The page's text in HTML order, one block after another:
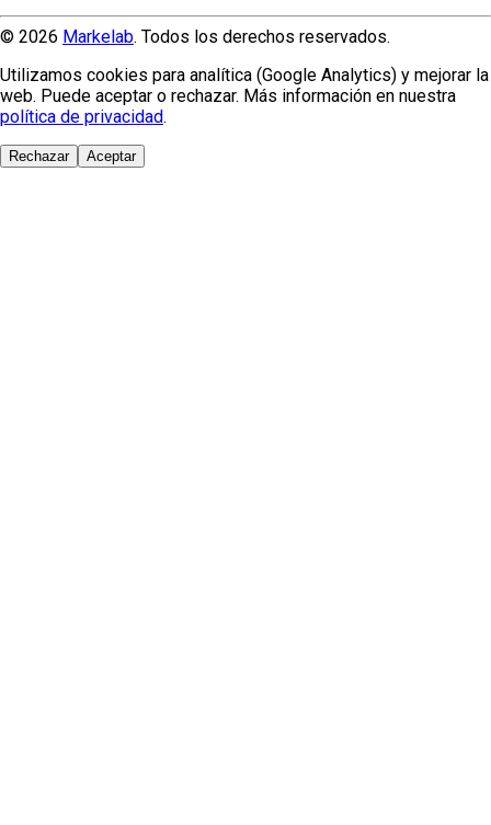
© 2026 Markelab. Todos los derechos reservados.
Utilizamos cookies para analítica (Google Analytics) y mejorar la
web. Puede aceptar o rechazar. Más información en nuestra
política de privacidad.
Rechazar Aceptar